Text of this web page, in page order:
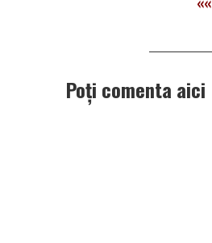
Poți comenta aici